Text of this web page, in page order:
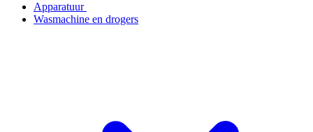
Apparatuur
Wasmachine en drogers